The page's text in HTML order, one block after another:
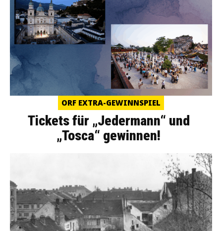
ORF EXTRA-GEWINNSPIEL
Tickets für „Jedermann“ und
„Tosca“ gewinnen!